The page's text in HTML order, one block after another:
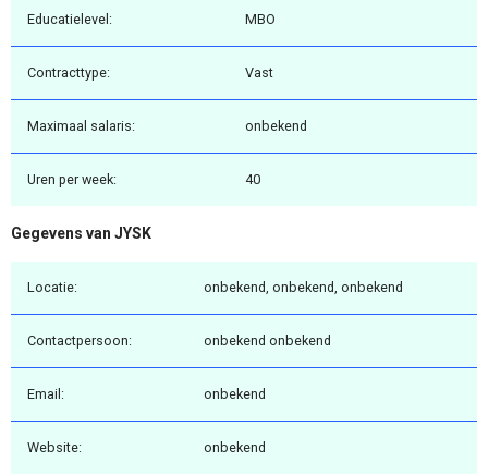
Educatielevel: MBO
Contracttype: Vast
Maximaal salaris: onbekend
Uren per week: 40
Gegevens van JYSK
Locatie: onbekend, onbekend, onbekend
Contactpersoon: onbekend onbekend
Email: onbekend
Website: onbekend